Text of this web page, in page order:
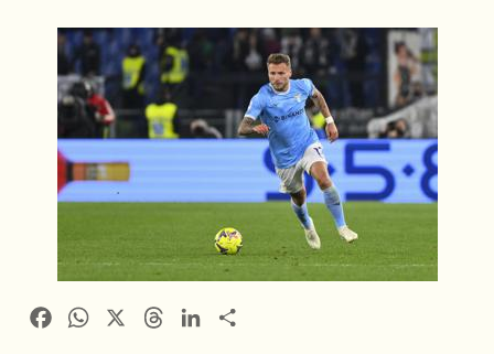
FacebookWhatsApp ThreadsLinkedIn